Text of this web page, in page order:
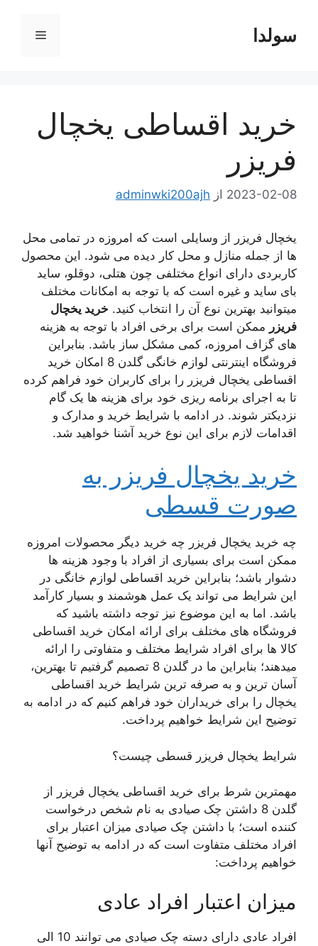
محتواسولدا فهرست
خرید اقساطی یخچال
فریزر
2023-02-08 از adminwki200ajh
یخچال فریزر از وسایلی است که امروزه در تمامی محل
ها از جمله منازل و محل کار دیده می شود. این محصول
کاربردی دارای انواع مختلفی چون هتلی، دوقلو، ساید
بای ساید و غیره است که با توجه به امکانات مختلف
میتوانید بهترین نوع آن را انتخاب کنید. خرید یخچال
فریزر ممکن است برای برخی افراد با توجه به هزینه
های گزاف امروزه، کمی مشکل ساز باشد. بنابراین
فروشگاه اینترنتی لوازم خانگی گلدن 8 امکان خرید
اقساطی یخچال فریزر را برای کاربران خود فراهم کرده
تا به اجرای برنامه ریزی خود برای هزینه ها یک گام
نزدیکتر شوند. در ادامه با شرایط خرید و مدارک و
اقدامات لازم برای این نوع خرید آشنا خواهید شد.
خرید یخچال فریزر به
صورت قسطی
چه خرید یخچال فریزر چه خرید دیگر محصولات امروزه
ممکن است برای بسیاری از افراد با وجود هزینه ها
دشوار باشد؛ بنابراین خرید اقساطی لوازم خانگی در
این شرایط می تواند یک عمل هوشمند و بسیار کارآمد
باشد. اما به این موضوع نیز توجه داشته باشید که
فروشگاه های مختلف برای ارائه امکان خرید اقساطی
کالا ها برای افراد شرایط مختلف و متفاوتی را ارائه
میدهند؛ بنابراین ما در گلدن 8 تصمیم گرفتیم تا بهترین،
آسان ترین و به صرفه ترین شرایط خرید اقساطی
یخچال را برای خریداران خود فراهم کنیم که در ادامه به
توضیح این شرایط خواهیم پرداخت.
شرایط یخچال فریزر قسطی چیست؟
مهمترین شرط برای خرید اقساطی یخچال فریزر از
گلدن 8 داشتن چک صیادی به نام شخص درخواست
کننده است؛ با داشتن چک صیادی میزان اعتبار برای
افراد مختلف متفاوت است که در ادامه به توضیح آنها
خواهیم پرداخت:
میزان اعتبار افراد عادی
افراد عادی دارای دسته چک صیادی می توانند 10 الی